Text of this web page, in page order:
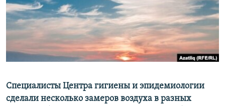
ПОДПИШИТЕСЬ НА РАССЫЛКУ
СОЦИАЛЬНЫЕ СЕТИ
Все сайты РСЕ/РС
Специалисты Центра гигиены и эпидемиологии
сделали несколько замеров воздуха в разных